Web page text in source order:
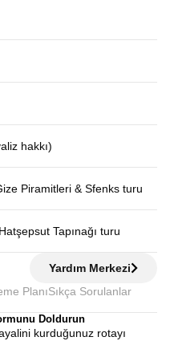
hakkı)
Piramitleri & Sfenks turu
Tapınağı turu
Yardım Merkezi
Planı Sıkça Sorulanlar
Doldurun
kurduğunuz rotayı